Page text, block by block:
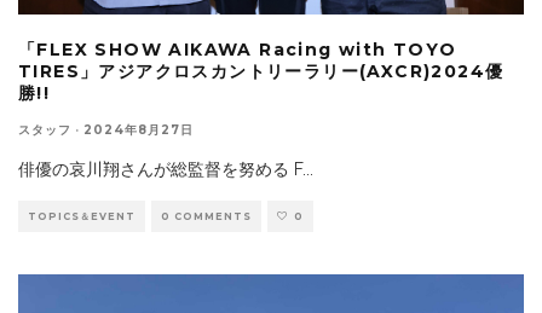
「FLEX SHOW AIKAWA Racing with TOYO
TIRES」アジアクロスカントリーラリー(AXCR)2024優
勝!!
スタッフ · 2024年8月27日
俳優の哀川翔さんが総監督を努める F...
TOPICS＆EVENT 0 COMMENTS 0